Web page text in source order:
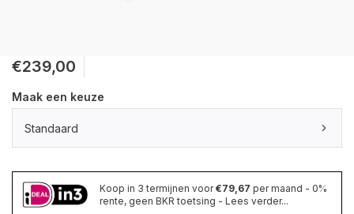
€239,00
Maak een keuze
Standaard
Koop in 3 termijnen voor€79,67 per maand - 0%
rente, geen BKR toetsing - Lees verder...